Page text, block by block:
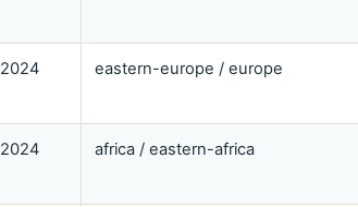
2024 eastern-europe / europe
2024 africa / eastern-africa